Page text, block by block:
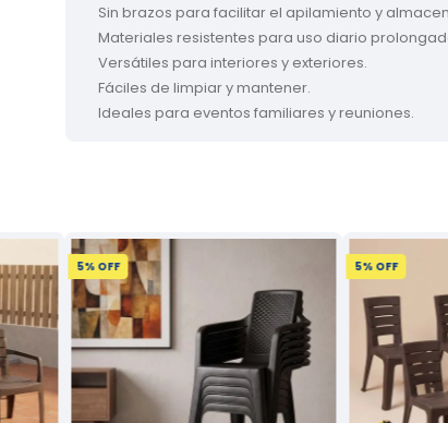
Sin brazos para facilitar el apilamiento y
Materiales resistentes para uso diario
Versátiles para interiores y exteriores.
Fáciles de limpiar y mantener.
Ideales para eventos familiares y reuniones.
5% OFF 5% OFF